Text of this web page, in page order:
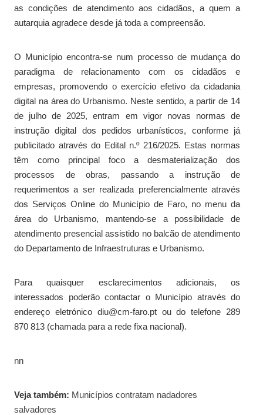
as condições de atendimento aos cidadãos, a quem a
autarquia agradece desde já toda a compreensão.
O Município encontra-se num processo de mudança do
paradigma de relacionamento com os cidadãos e
empresas, promovendo o exercício efetivo da cidadania
digital na área do Urbanismo. Neste sentido, a partir de 14
de julho de 2025, entram em vigor novas normas de
instrução digital dos pedidos urbanísticos, conforme já
publicitado através do Edital n.º 216/2025. Estas normas
têm como principal foco a desmaterialização dos
processos de obras, passando a instrução de
requerimentos a ser realizada preferencialmente através
dos Serviços Online do Município de Faro, no menu da
área do Urbanismo, mantendo-se a possibilidade de
atendimento presencial assistido no balcão de atendimento
do Departamento de Infraestruturas e Urbanismo.
Para quaisquer esclarecimentos adicionais, os
interessados poderão contactar o Município através do
endereço eletrónico diu@cm-faro.pt ou do telefone 289
870 813 (chamada para a rede fixa nacional).
nn
Veja também: Municípios contratam nadadores
salvadores